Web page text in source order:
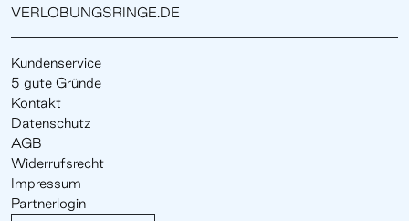
VERLOBUNGSRINGE.DE
Kundenservice
5 gute Gründe
Kontakt
Datenschutz
AGB
Widerrufsrecht
Impressum
Partnerlogin